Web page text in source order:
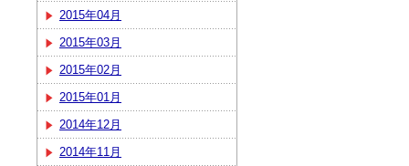
2015年04月
2015年03月
2015年02月
2015年01月
2014年12月
2014年11月